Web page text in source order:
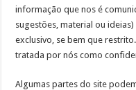
informação que nos é
sugestões, material ou
exclusivo, se bem que
tratada por nós como
Algumas partes do site